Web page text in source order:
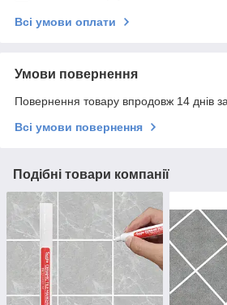
Всі умови оплати
Умови повернення
Повернення товару впродовж 14 днів
Всі умови повернення
Подібні товари компанії